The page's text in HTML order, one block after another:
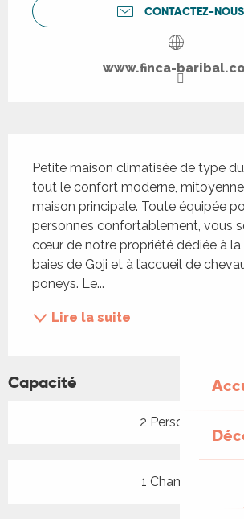
CONTACTEZ-NOUS
www.finca-
Petite maison climatisée de type
tout le confort moderne,
maison principale. Toute équipée
personnes confortablement, vous
cœur de notre propriété dédiée à la
baies de Goji et à l’accueil de
poneys. Le...
Lire la suite
Capacité
2 Personne(s)
1 Chambre(s)